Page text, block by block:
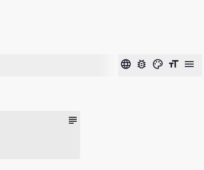
language bug_report color_lens format_size menu
subject